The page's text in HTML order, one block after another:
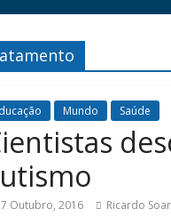
Mundo Saúde
Outubro, 2016 Ricardo